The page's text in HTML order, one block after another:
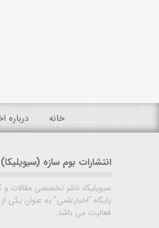
خانه درباره
انتشارات بوم سازه (سیویلیکا)
سیویلیکا، ناشر تخصصی مقالات
پایگاه "اخبارعلمی" به عنوان یکی
فعالیت می باشد.